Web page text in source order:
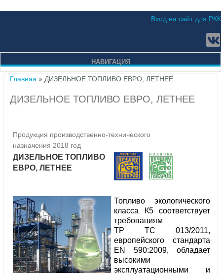
Вход на сайт для РКК
НАВИГАЦИЯ
Вы здесь
Главная » ДИЗЕЛЬНОЕ ТОПЛИВО ЕВРО, ЛЕТНЕЕ
ДИЗЕЛЬНОЕ ТОПЛИВО ЕВРО, ЛЕТНЕЕ
Продукция производственно-технического
назначения 2018 год
ДИЗЕЛЬНОЕ ТОПЛИВО
ЕВРО, ЛЕТНЕЕ
Топливо экологического
класса К5 соответствует
требованиям
ТР ТС 013/2011,
европейского стандарта
ЕN 590:2009, обладает
высокими
эксплуатационными и